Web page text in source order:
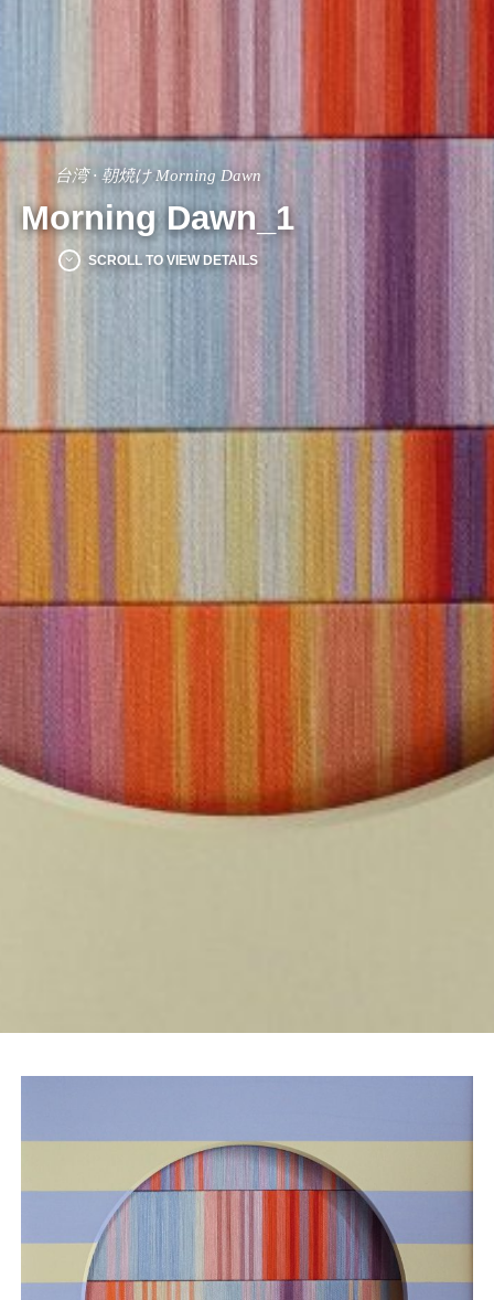
台湾· 朝焼け Morning Dawn
Morning Dawn_1
SCROLL TO VIEW DETAILS